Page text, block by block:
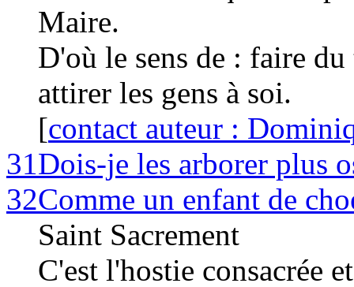
Maire.
D'où le sens de : faire
attirer les gens à soi.
[contact auteur :
31Dois-je les arborer plus
32Comme un enfant de
Saint Sacrement
C'est l'hostie consacrée